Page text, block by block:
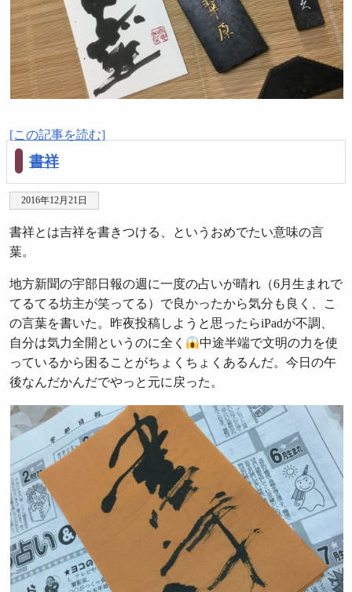
[この記事を読む]
書祥
2016年12月21日
書祥とは吉祥を書きつける、というおめでたい意味の言
葉。
地方新聞の宇部日報の週に一度の占いが晴れ（6月生まれで
てるてる坊主が笑ってる）で良かったから気分も良く、こ
の言葉を書いた。昨夜投稿しようと思ったらiPadが不調、
自分は気力全開というのに全く
中途半端で文明の力を使
っているから困ることがちょくちょくあるんだ。今日の午
後なんだかんだでやっと元に戻った。